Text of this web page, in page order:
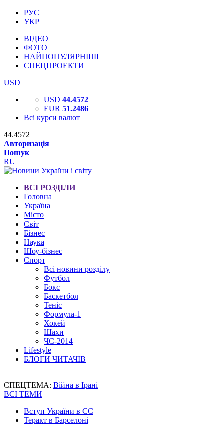
РУС
УКР
ВІДЕО
ФОТО
НАЙПОПУЛЯРНІШІ
СПЕЦПРОЕКТИ
USD
USD 44.4572
EUR 51.2486
Всі курси валют
44.4572
Авторизація
Пошук
RU
ВСІ РОЗДІЛИ
Головна
Україна
Місто
Світ
Бізнес
Наука
Шоу-бізнес
Спорт
Всі новини розділу
Футбол
Бокс
Баскетбол
Теніс
Формула-1
Хокей
Шахи
ЧС-2014
Lifestyle
БЛОГИ ЧИТАЧІВ
СПЕЦТЕМА: Війна в Ірані
ВСІ ТЕМИ
Вступ України в ЄС
Теракт в Барселоні